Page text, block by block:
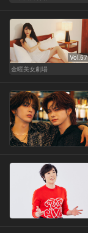
Vol.57
金曜美女劇場